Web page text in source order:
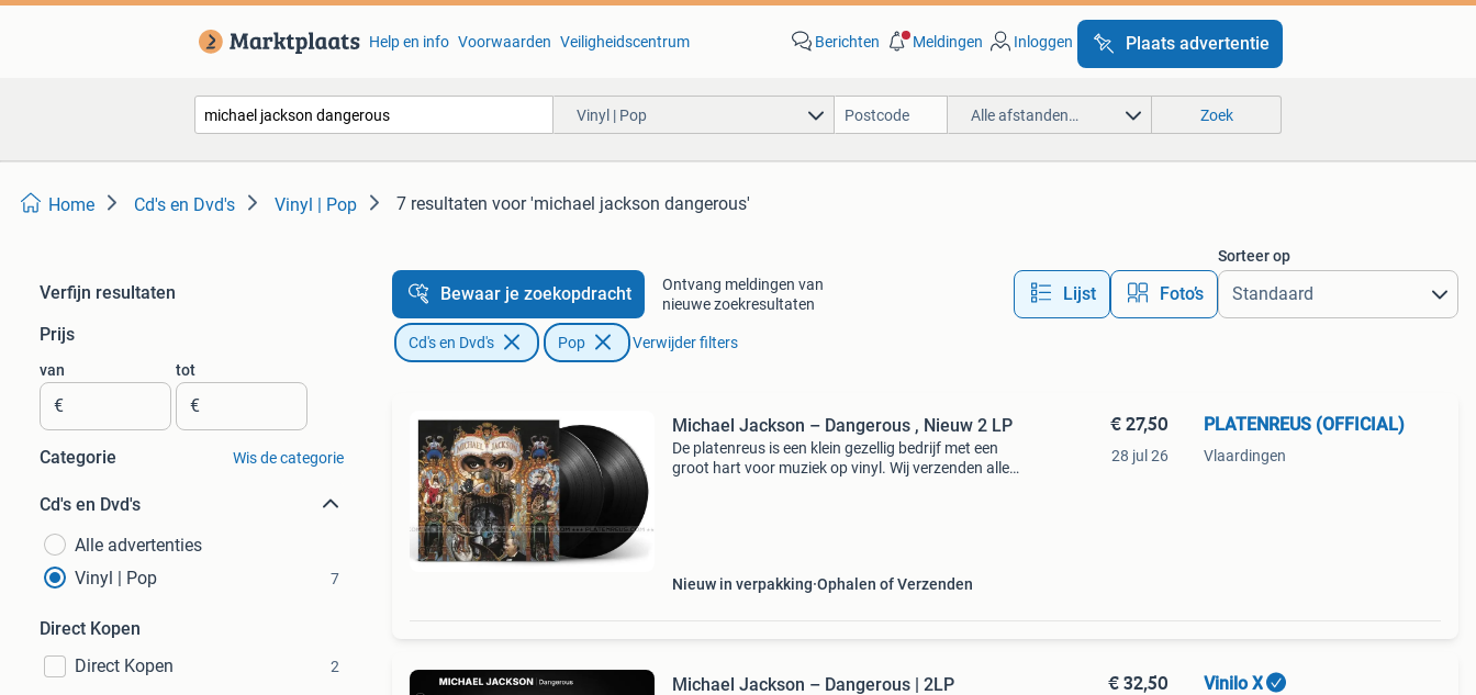
Help en info Voorwaarden Veiligheidscentrum Berichten Meldingen Inloggen Plaats advertentie
Vinyl | Pop Alle afstanden… Zoek
Home Cd's en Dvd's Vinyl | Pop 7 resultaten voor 'michael jackson dangerous'
Verfijn resultaten
Prijs
van
€
tot
€
Categorie Wis de categorie
Cd's en Dvd's
Alle advertenties
Vinyl | Pop
7
Direct Kopen
Direct Kopen
2
Bewaar je zoekopdracht
Ontvang meldingen van
nieuwe zoekresultaten
Lijst Foto’s
Sorteer op
Cd's en Dvd's Pop Verwijder filters
Michael Jackson – Dangerous , Nieuw 2 LP
De platenreus is een klein gezellig bedrijf met een
groot hart voor muziek op vinyl. Wij verzenden alles
Nieuw in verpakking Ophalen of Verzenden
€ 27,50
28 jul 26
PLATENREUS (OFFICIAL)
Vlaardingen
Michael Jackson – Dangerous | 2LP € 32,50 Vinilo X